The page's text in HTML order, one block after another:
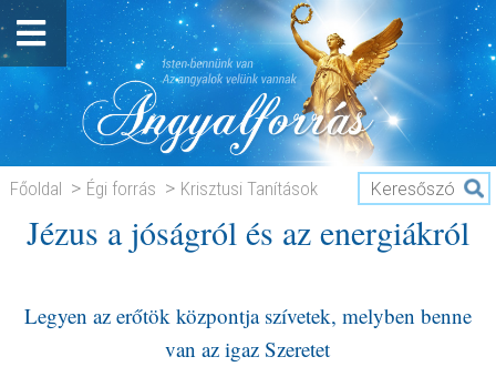
Főoldal Égi forrás
Krisztusi Tanítások
Jézus a jóságról és az energiákról
Jézus a jóságról és az energiákról
Legyen az erőtök központja szívetek, melyben benne
van az igaz Szeretet